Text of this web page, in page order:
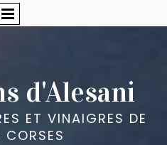
d'Alesani
ET VINAIGRES DE
CORSES